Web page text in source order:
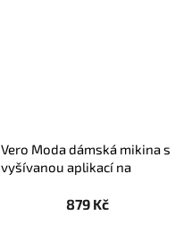
Vero Moda dámská mikina s
vyšívanou aplikací na
879 Kč